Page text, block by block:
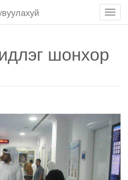
шонхор